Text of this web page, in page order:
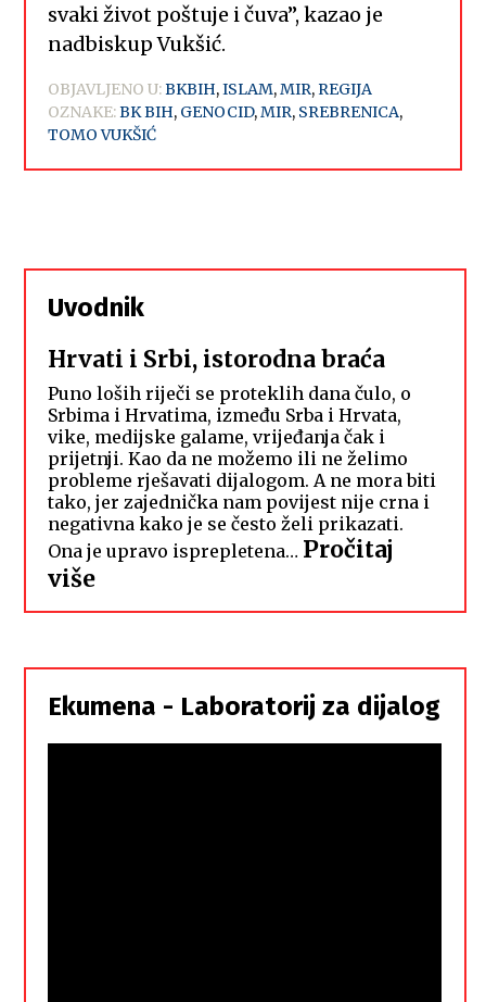
svaki život poštuje i čuva”, kazao je
nadbiskup Vukšić.
OBJAVLJENO U:BKBIH,ISLAM,MIR,REGIJA
OZNAKE:BK BIH, GENOCID,MIR, SREBRENICA,
TOMO VUKŠIĆ
Uvodnik
Hrvati i Srbi, istorodna braća
Puno loših riječi se proteklih dana čulo, o
Srbima i Hrvatima, između Srba i Hrvata,
vike, medijske galame, vrijeđanja čak i
prijetnji. Kao da ne možemo ili ne želimo
probleme rješavati dijalogom. A ne mora biti
tako, jer zajednička nam povijest nije crna i
negativna kako je se često želi prikazati.
Ona je upravo isprepletena… Pročitaj
više:
Hrvati
Srbi,
istorodna
braća
Ekumena - Laboratorij za dijalog